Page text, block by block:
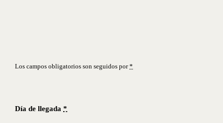
Los campos obligatorios son seguidos por*
Día de llegada *